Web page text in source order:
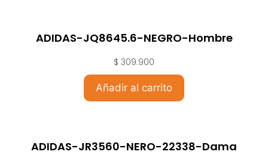
ADIDAS-JQ8645.6-NEGRO-Hombre
$ 309.900
Añadir al carrito
ADIDAS-JR3560-NERO-22338-Dama